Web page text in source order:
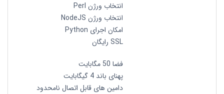
انتخاب ورژن Perl
انتخاب ورژن NodeJS
امکان اجرای Python
SSL رایگان
فضا 50 مگابایت
پهنای باند 4 گیگابایت
دامین های قابل اتصال نامحدود